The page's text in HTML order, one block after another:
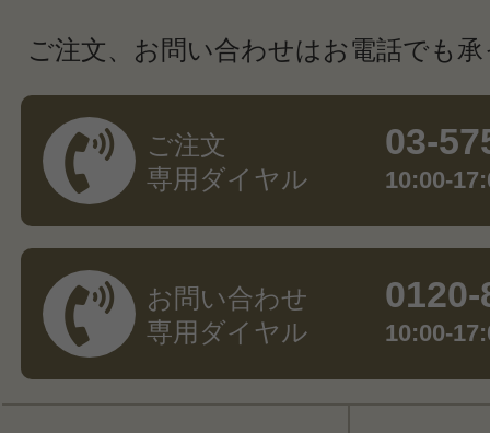
ご注文、お問い合わせはお電話でも
ご注文
専用ダイヤル
03-
10:00-
お問い合わせ
専用ダイヤル
10:00-